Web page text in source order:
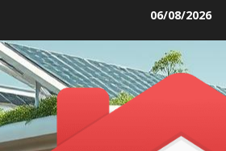
content
06/08/2026